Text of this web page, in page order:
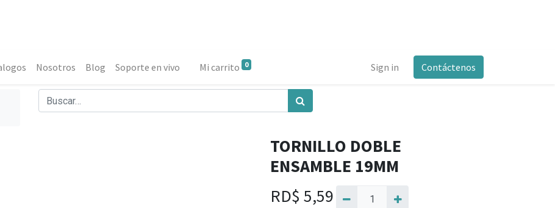
Nosotros Blog Soporte en vivo Mi carrito 0 Sign in Contáctenos
TORNILLO DOBLE
ENSAMBLE 19MM
RD$ 5,59